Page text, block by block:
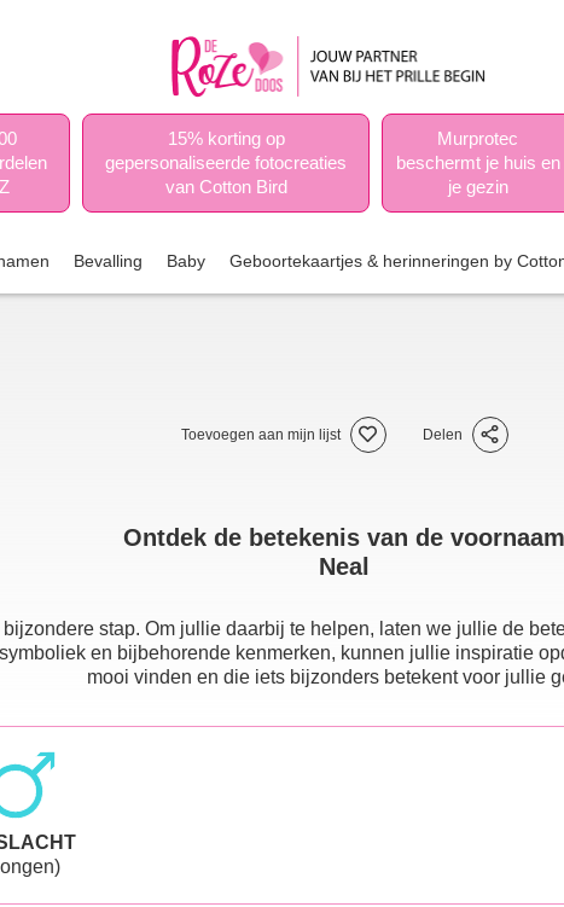
15% korting op
gepersonaliseerde fotocreaties
van Cotton Bird
Murprotec
beschermt je huis en
je gezin
Bevalling Baby Geboortekaartjes & herinneringen by
Toevoegen aan mijn lijst Delen
Ontdek de betekenis van de voornaam
Neal
stap. Om jullie daarbij te helpen, laten we jullie de
en bijbehorende kenmerken, kunnen jullie inspiratie
mooi vinden en die iets bijzonders betekent voor jullie